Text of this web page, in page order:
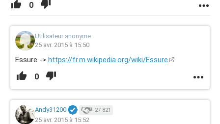
0
Utilisateur anonyme
25 avr. 2015 à 15:50
Essure -> https://fr.m.wikipedia.org/wiki/Essure
0
Andy31200 27 821
25 avr. 2015 à 15:52